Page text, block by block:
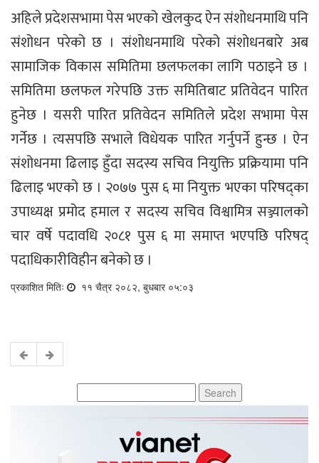
अहिले प्रदेशसभामा पेस भएको खेलकुद ऐन संशोधनमाथि पनि
संशोधन परेको छ । संशोधनमाथि परेको संशोधनबारे अब
सामाजिक विकास समितिमा छलफलका लागि पठाइने छ ।
समितिमा छलफल गरेपछि उक्त समितिबाट प्रतिवेदन पारित
हुनेछ । यसरी पारित प्रतिवेदन समितिले प्रदेश सभामा पेस
गर्नेछ । त्यसपछि सभाले विधेयक पारित गर्नुपर्ने हुन्छ । ऐन
संशोधनमा ढिलाइ हुँदा सदस्य सचिव नियुक्ति प्रक्रियामा पनि
ढिलाइ भएको छ । २०७७ पुस ६ मा नियुक्त भएका परिषद्का
उपाध्यक्ष प्रमोद हमाल र सदस्य सचिव विश्वामित्र सञ्ज्यालको
चार वर्षे पदावधि २०८१ पुस ६ मा समाप्त भएपछि परिषद्
पदाधिकारीविहीन बनेको छ ।
प्रकाशित मितिः ११ चैत्र २०८२, बुधबार ०५:०३
for: